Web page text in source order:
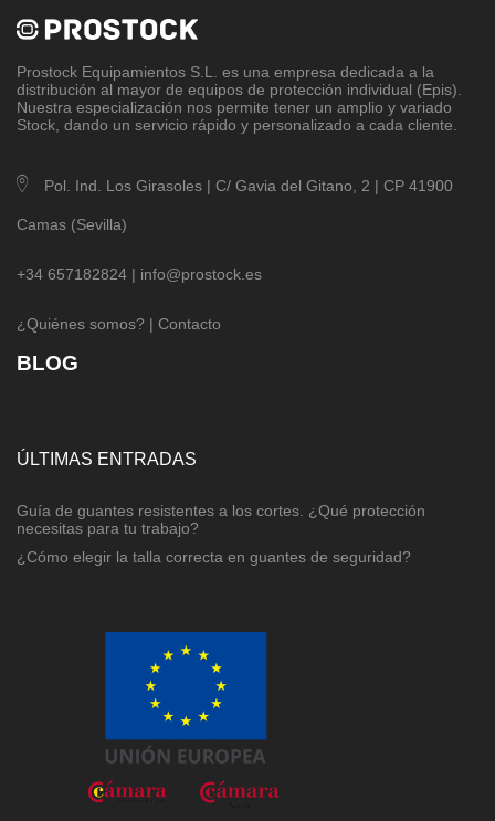
Prostock Equipamientos S.L. es una empresa dedicada a la
distribución al mayor de equipos de protección individual (Epis).
Nuestra especialización nos permite tener un amplio y variado
Stock, dando un servicio rápido y personalizado a cada cliente.
Pol. Ind. Los Girasoles | C/ Gavia del Gitano, 2 | CP 41900
Camas (Sevilla)
+34 657182824 | info@prostock.es
¿Quiénes somos? | Contacto
BLOG
ÚLTIMAS ENTRADAS
Guía de guantes resistentes a los cortes. ¿Qué protección
necesitas para tu trabajo?
¿Cómo elegir la talla correcta en guantes de seguridad?